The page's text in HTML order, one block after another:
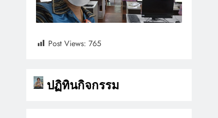
Post Views: 765
ปฏิทินกิจกรรม